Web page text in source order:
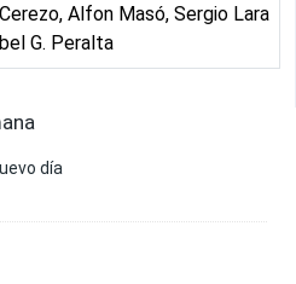
Alfon Masó, Sergio Lara
G. Peralta
día